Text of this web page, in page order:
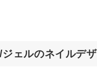
ジェルのネイルデ